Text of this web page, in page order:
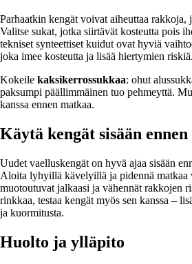
Parhaatkin kengät voivat aiheuttaa rakkoja,
Valitse sukat, jotka siirtävät kosteutta pois
tekniset synteettiset kuidut ovat hyviä
joka imee kosteutta ja lisää hiertymien riskiä.
Kokeile kaksikerrossukkaa: ohut
paksumpi päällimmäinen tuo pehmeyttä.
kanssa ennen matkaa.
Käytä kengät sisään ennen
Uudet vaelluskengät on hyvä ajaa sisään
Aloita lyhyillä kävelyillä ja pidennä matkaa
muotoutuvat jalkaasi ja vähennät rakkojen
rinkkaa, testaa kengät myös sen kanssa –
ja kuormitusta.
Huolto ja ylläpito